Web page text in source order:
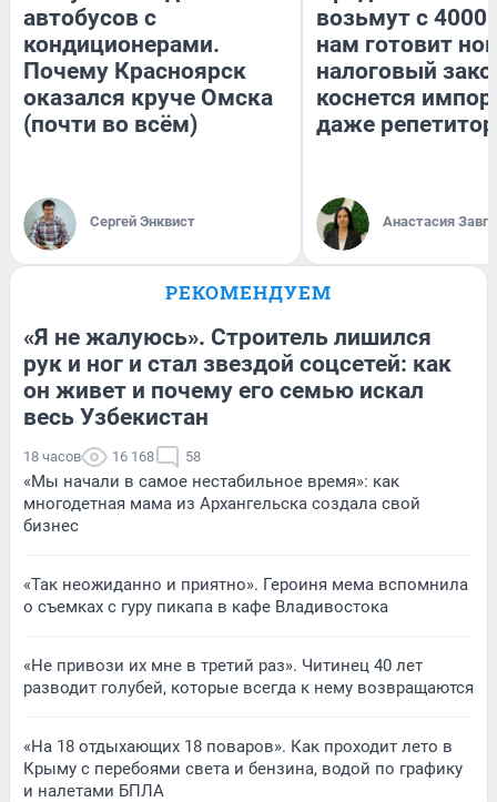
автобусов с
кондиционерами.
Почему Красноярск
оказался круче Омска
(почти во всём)
Сергей Энквист
возьмут с
нам готовит
налоговый
коснется
даже
Анастасия
РЕКОМЕНДУЕМ
«Я не жалуюсь». Строитель лишился
рук и ног и стал звездой соцсетей: как
он живет и почему его семью искал
весь Узбекистан
18 часов 16 168 58
«Мы начали в самое нестабильное время»: как
многодетная мама из Архангельска создала свой
бизнес
«Так неожиданно и приятно». Героиня мема вспомнила
о съемках с гуру пикапа в кафе Владивостока
«Не привози их мне в третий раз». Читинец 40 лет
разводит голубей, которые всегда к нему возвращаются
«На 18 отдыхающих 18 поваров». Как проходит лето в
Крыму с перебоями света и бензина, водой по графику
и налетами БПЛА